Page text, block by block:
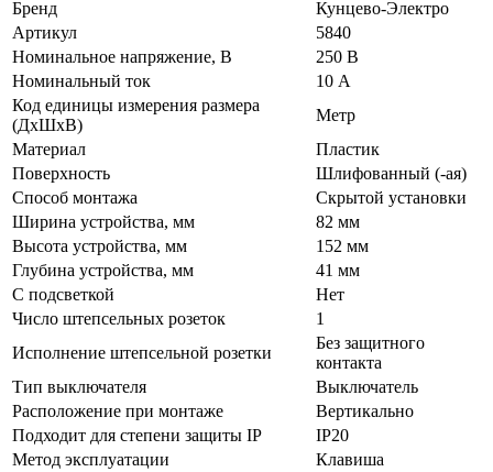
Бренд
Кунцево-Электро
Артикул
5840
Номинальное напряжение, В
250 В
Номинальный ток
10 А
Код единицы измерения размера
(ДхШхВ)
Метр
Материал
Пластик
Поверхность
Шлифованный (-ая)
Способ монтажа
Скрытой установки
Ширина устройства, мм
82 мм
Высота устройства, мм
152 мм
Глубина устройства, мм
41 мм
С подсветкой
Нет
Число штепсельных розеток
1
Исполнение штепсельной розетки
Без защитного
контакта
Тип выключателя
Выключатель
Расположение при монтаже
Вертикально
Подходит для степени защиты IP
IP20
Метод эксплуатации
Клавиша